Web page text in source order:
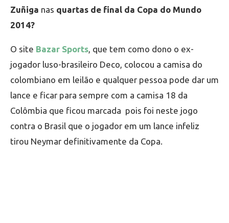
Zuñiga nas quartas de final da Copa do Mundo
2014?
O site Bazar Sports, que tem como dono o ex-
jogador luso-brasileiro Deco, colocou a camisa do
colombiano em leilão e qualquer pessoa pode dar um
lance e ficar para sempre com a camisa 18 da
Colômbia que ficou marcada pois foi neste jogo
contra o Brasil que o jogador em um lance infeliz
tirou Neymar definitivamente da Copa.